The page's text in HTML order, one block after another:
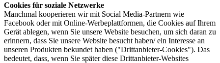
Cookies für soziale Netzwerke
Manchmal kooperieren wir mit Social Media-Partnern wie
Facebook oder mit Online-Werbeplattformen, die Cookies auf Ihrem
Gerät ablegen, wenn Sie unsere Website besuchen, um sich daran zu
erinnern, dass Sie unsere Website besucht haben/ ein Interesse an
unseren Produkten bekundet haben ("Drittanbieter-Cookies"). Das
bedeutet, dass, wenn Sie später diese Drittanbieter-Websites